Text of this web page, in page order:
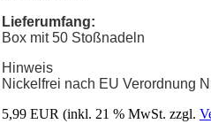
Lieferumfang:
Box mit 50 Stoßnadeln
Hinweis
Nickelfrei nach EU Verordnung
5,99 EUR (inkl. 21 % MwSt. zzgl.